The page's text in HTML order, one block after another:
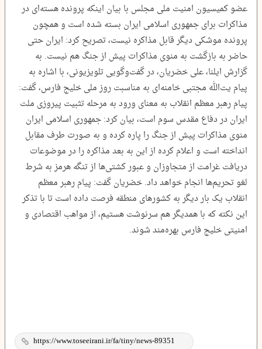
عضو کمیسیون امنیت ملی مجلس با بیان اینکه پرونده هسته‌ای در
مذاکرات برای جمهوری اسلامی ایران بسته شده است و همچون
پرونده موشکی دیگر قابل مذاکره نیست، تصریح کرد: ایران حتی
حاضر به بازگشت به منوی مذاکرات پیش از جنگ هم نیست. به
گزارش ایلنا، علی خضریان، در گفت‌وگویی تلویزیونی، با اشاره به
پیام یت‌الله مجتبی خامنه‌ای به مناسبت روز ملی خلیج فارس، گفت:
پیام رهبر معظم انقلاب به معنای ورود به مرحله تثبیت پیروزی ملت
ایران در دفاع مقدس سوم است، بیان کرد: جمهوری اسلامی ایران
منوی مذاکرات پیش از جنگ را پاره کرده و به صورت طرف مقابل
انداخته است و اعلام کرده از این به بعد مذاکره را در موضوعات
دریافت غرامت از متجاوزان و عبور کشتی‌ها از تنگه هرمز به شرط
لغو تحریم‌ها انجام خواهد داد. خضریان گفت: پیام رهبر معظم
انقلاب یک بار دیگر به کشورهای منطقه فرصت داده است تا با تذکر
این نکته که با همدیگر هم سرنوشت هستیم، از مواهب اقتصادی و
امنیتی خلیج فارس بهره‌مند شوند.